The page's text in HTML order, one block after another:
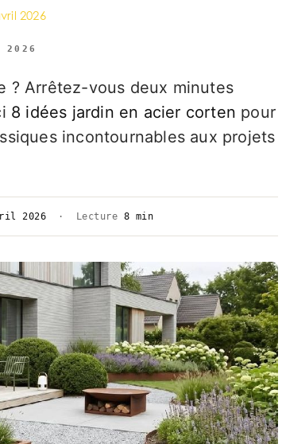
2026
2026
? Arrêtez-vous deux minutes
8 idées jardin en acier corten pour
incontournables aux projets
2026 · Lecture 8 min